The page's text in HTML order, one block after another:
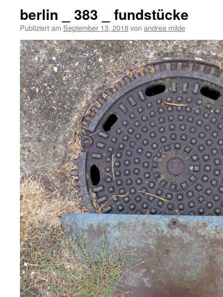
berlin _ 383 _ fundstücke
Publiziert am September 13, 2018von andrea milde